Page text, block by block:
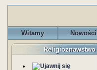
Witamy Nowości
Religioznawstwo